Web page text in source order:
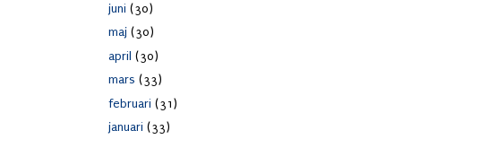
juni (30)
maj (30)
april (30)
mars (33)
februari (31)
januari (33)